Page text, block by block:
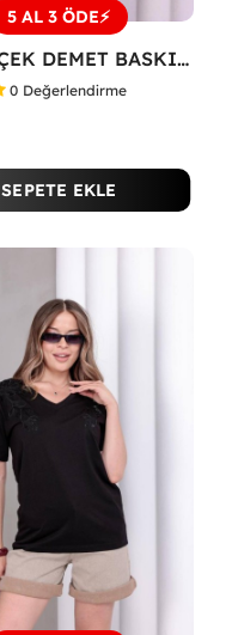
5 AL 3 ÖDE⚡
SOL ÇİÇEK DEMET BASKILI TİŞÖRT Pembe
0 Değerlendirme
SEPETE EKLE